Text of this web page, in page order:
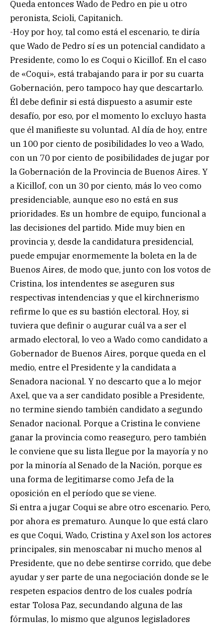
Queda entonces Wado de Pedro en pie u otro
peronista, Scioli, Capitanich.
-Hoy por hoy, tal como está el escenario, te diría
que Wado de Pedro sí es un potencial candidato a
Presidente, como lo es Coqui o Kicillof. En el caso
de «Coqui», está trabajando para ir por su cuarta
Gobernación, pero tampoco hay que descartarlo.
Él debe definir si está dispuesto a asumir este
desafío, por eso, por el momento lo excluyo hasta
que él manifieste su voluntad. Al día de hoy, entre
un 100 por ciento de posibilidades lo veo a Wado,
con un 70 por ciento de posibilidades de jugar por
la Gobernación de la Provincia de Buenos Aires. Y
a Kicillof, con un 30 por ciento, más lo veo como
presidenciable, aunque eso no está en sus
prioridades. Es un hombre de equipo, funcional a
las decisiones del partido. Mide muy bien en
provincia y, desde la candidatura presidencial,
puede empujar enormemente la boleta en la de
Buenos Aires, de modo que, junto con los votos de
Cristina, los intendentes se aseguren sus
respectivas intendencias y que el kirchnerismo
refirme lo que es su bastión electoral. Hoy, si
tuviera que definir o augurar cuál va a ser el
armado electoral, lo veo a Wado como candidato a
Gobernador de Buenos Aires, porque queda en el
medio, entre el Presidente y la candidata a
Senadora nacional. Y no descarto que a lo mejor
Axel, que va a ser candidato posible a Presidente,
no termine siendo también candidato a segundo
Senador nacional. Porque a Cristina le conviene
ganar la provincia como reaseguro, pero también
le conviene que su lista llegue por la mayoría y no
por la minoría al Senado de la Nación, porque es
una forma de legitimarse como Jefa de la
oposición en el período que se viene.
Si entra a jugar Coqui se abre otro escenario. Pero,
por ahora es prematuro. Aunque lo que está claro
es que Coqui, Wado, Cristina y Axel son los actores
principales, sin menoscabar ni mucho menos al
Presidente, que no debe sentirse corrido, que debe
ayudar y ser parte de una negociación donde se le
respeten espacios dentro de los cuales podría
estar Tolosa Paz, secundando alguna de las
fórmulas, lo mismo que algunos legisladores